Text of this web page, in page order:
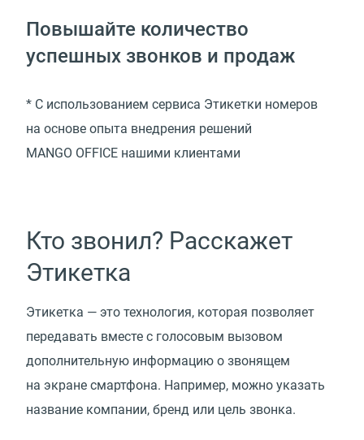
Повышайте количество
успешных звонков и продаж
* С использованием сервиса Этикетки номеров
на основе опыта внедрения решений
MANGO OFFICE нашими клиентами
Кто звонил? Расскажет
Этикетка
Этикетка — это технология, которая позволяет
передавать вместе с голосовым вызовом
дополнительную информацию о звонящем
на экране смартфона. Например, можно указать
название компании, бренд или цель звонка.